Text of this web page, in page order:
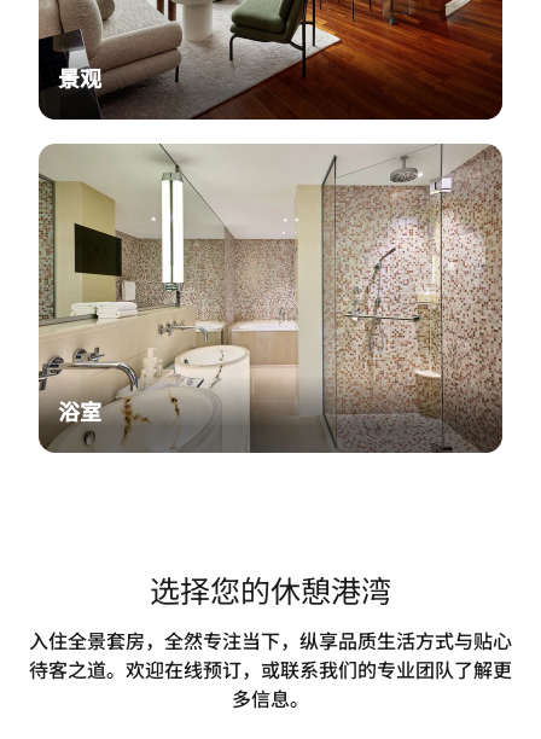
景观
浴室
选择您的休憩港湾
入住全景套房，全然专注当下，纵享品质生活方式与贴心
待客之道。欢迎在线预订，或联系我们的专业团队了解更
多信息。